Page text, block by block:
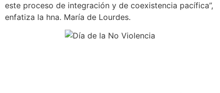
este proceso de integración y de coexistencia pacífica”,
enfatiza la hna. María de Lourdes.